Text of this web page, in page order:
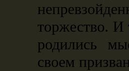
торжество. И
родились
своем